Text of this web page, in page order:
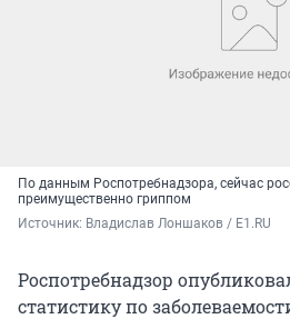
По данным Роспотребнадзора, сейчас
преимущественно гриппом
Источник: Владислав Лоншаков / E1.RU
Роспотребнадзор
статистику по